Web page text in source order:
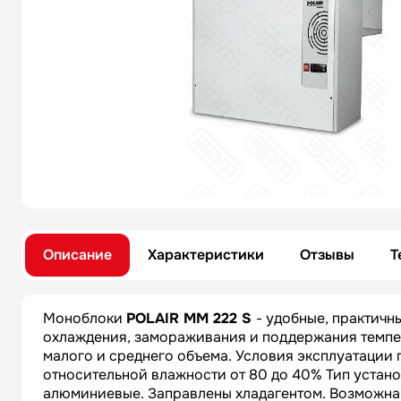
Описание Характеристики Отзывы
Моноблоки POLAIR MM 222 S - удобные,
охлаждения, замораживания и поддержания
малого и среднего объема. Условия
относительной влажности от 80 до 40% Тип
алюминиевые. Заправлены хладагентом.